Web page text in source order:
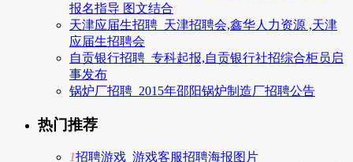
报名指导 图文结合
天津应届生招聘_天津招聘会,鑫华人力资源 ,天津
应届生招聘会
自贡银行招聘_专科起报,自贡银行社招综合柜员启
事发布
锅炉厂招聘_2015年邵阳锅炉制造厂招聘公告
热门推荐
1招聘游戏_游戏客服招聘海报图片